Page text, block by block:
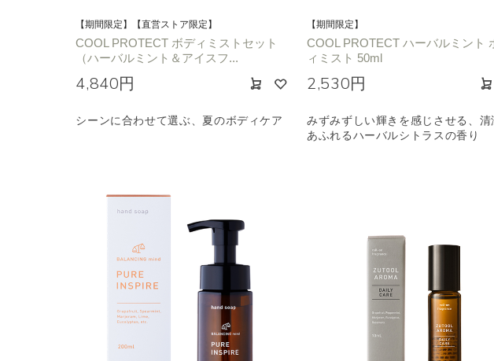
【期間限定】【直営ストア限定】
COOL PROTECT ボディミストセット
（ハーバルミント＆アイスフ...
4,840円
シーンに合わせて選ぶ、夏のボディケア
【期間限定】
COOL PROTECT ハーバルミント
ィミスト 50ml
2,530円
みずみずしい輝きを感じさせる、清
あふれるハーバルシトラスの香り